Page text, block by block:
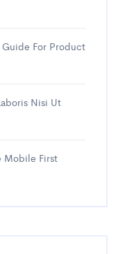
For Product
Nisi Ut
Mobile First